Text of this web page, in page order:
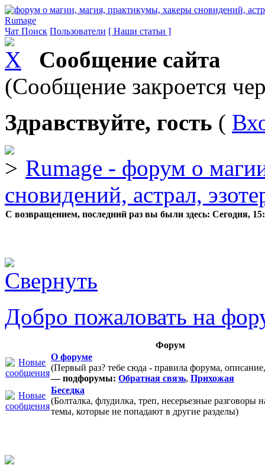
Rumage
Чат Поиск Пользователи [ Наши статьи ]
Сообщение сайта
(Сообщение закроется
Здравствуйте, гость (
Rumage - форум о
сновидений, астрал,
С возвращением, последний раз вы были здесь: Сегодня,
Добро пожаловать на
Форум
О форуме
(Первый раз? тебе сюда - правила форума,
— подфорумы: Обратная связь, Прихожая
Беседка
(Болталка, флудилка, треп, несерьезные разговоры
темы, которые не попадают в другие разделы)